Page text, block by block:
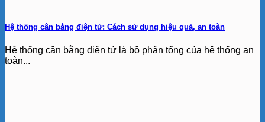
Hệ thống cân bằng điện tử: Cách sử dụng hiệu quả, an toàn
Hệ thống cân bằng điện tử là bộ phận tổng của hệ thống an
toàn...